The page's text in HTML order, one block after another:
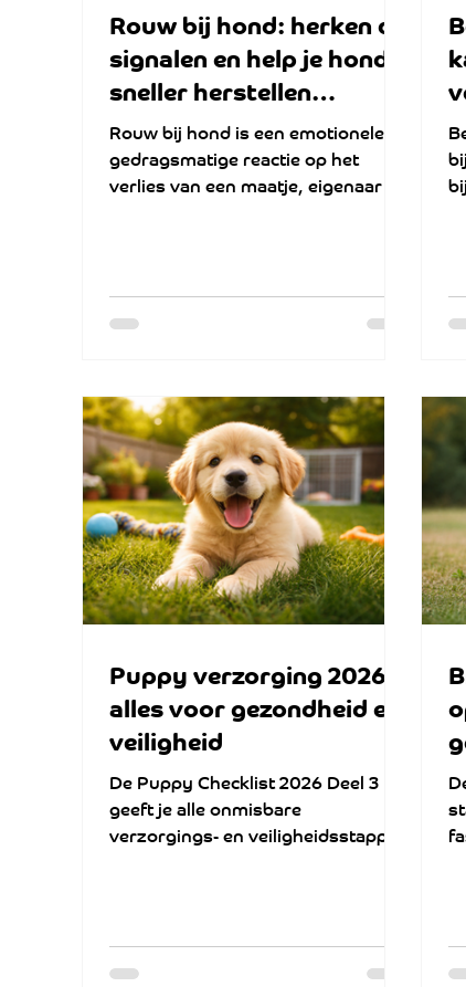
Rouw bij hond: herken de
signalen en help je hond
sneller herstellen
(praktische tips +
oplossingen)
Rouw bij hond is een emotionele en
gedragsmatige reactie op het
verlies van een maatje, eigenaar of
structuur in het leven van je hond.
Veel mensen zoeken informatie
ze willen weten of dit normaal is én
wat ze concreet kunnen doen.
Puppy verzorging 2026:
alles voor gezondheid en
veiligheid
De Puppy Checklist 2026 Deel 3
geeft je alle onmisbare
verzorgings- en veiligheidsstappen
oorreiniging nodig zijn en welke
EHBO-middelen elke eigenaar in